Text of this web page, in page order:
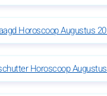
Horoscoop Augustus
Horoscoop